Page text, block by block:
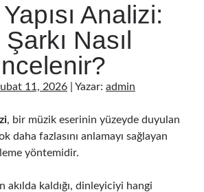
Önlenir Etkili Yöntemler
Düşük Bütçeyle Nasıl Yapılır
Önleme Yöntemleri
İçin Söz Ve Melodi Sıralaması
Analizi:
Nasıl
11, 2026 | Yazar: admin
, bir müzik eserinin yüzeyde duyulan
daha fazlasını anlamayı sağlayan
yöntemidir.
akılda kaldığı, dinleyiciyi hangi